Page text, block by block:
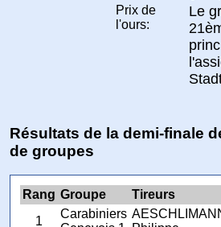
Prix de
l'ours:
Le
Résultats de la demi-finale
de groupes
Rang Groupe
Tireurs
1
Carabiniers